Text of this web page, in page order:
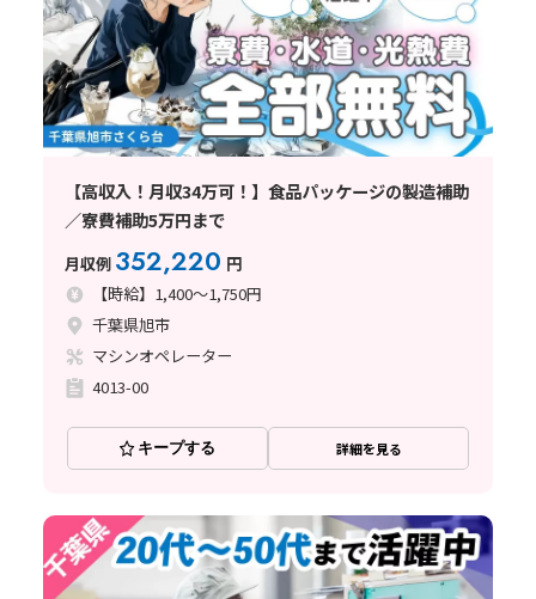
【高収入！月収34万可！】食品パッケージの製造補助
／寮費補助5万円まで
月収例 352,220 円
【時給】1,400～1,750円
千葉県旭市
マシンオペレーター
4013-00
キープする 詳細を見る